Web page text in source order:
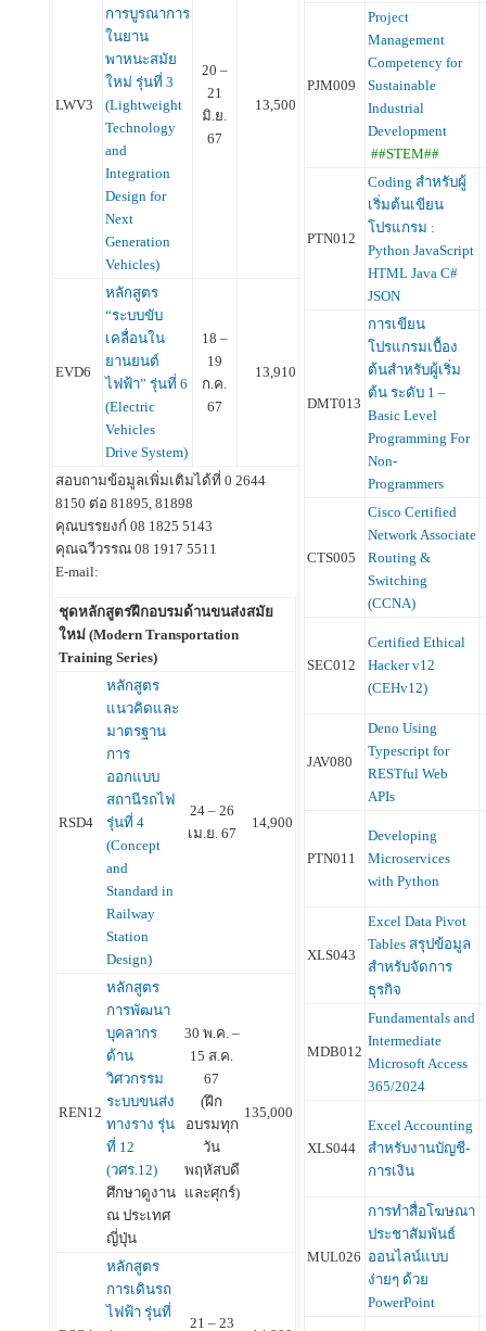
LWV3
การบูรณาการ
ในยาน
พาหนะสมัย
ใหม่ รุ่นที่ 3
(Lightweight
Technology
and
Integration
Design for
Next
Generation
Vehicles)
20 –
21
มิ.ย.
67
13,500
EVD6
หลักสูตร
“ระบบขับ
เคลื่อนใน
ยานยนต์
ไฟฟ้า” รุ่นที่ 6
(Electric
Vehicles
Drive System)
18 –
19
ก.ค.
67
13,910
สอบถามข้อมูลเพิ่มเติมได้ที่ 0 2644
8150 ต่อ 81895, 81898
คุณบรรยงก์ 08 1825 5143
คุณฉวีวรรณ 08 1917 5511
E-mail:
ชุดหลักสูตรฝึกอบรมด้านขนส่งสมัย
ใหม่ (Modern Transportation
Training Series)
RSD4
หลักสูตร
แนวคิดและ
มาตรฐาน
การ
ออกแบบ
สถานีรถไฟ
รุ่นที่ 4
(Concept
and
Standard in
Railway
Station
Design)
24 – 26
เม.ย. 67
14,900
REN12
หลักสูตร
การพัฒนา
บุคลากร
ด้าน
วิศวกรรม
ระบบขนส่ง
ทางราง รุ่น
ที่ 12
(วศร.12)
ศึกษาดูงาน
ณ ประเทศ
ญี่ปุ่น
30 พ.ค. –
15 ส.ค.
67
(ฝึก
อบรมทุก
วัน
พฤหัสบดี
และศุกร์)
135,000
หลักสูตร
การเดินรถ
ไฟฟ้า รุ่นที่
21 – 23
PJM009
Project
Management
Competency for
Sustainable
Industrial
Development
##STEM##
PTN012
Coding สำหรับผู้
เริ่มต้นเขียน
โปรแกรม :
Python JavaScript
HTML Java C#
JSON
DMT013
การเขียน
โปรแกรมเบื้อง
ต้นสำหรับผู้เริ่ม
ต้น ระดับ 1 –
Basic Level
Programming For
Non-
Programmers
CTS005
Cisco Certified
Network Associate
Routing &
Switching
(CCNA)
SEC012
Certified Ethical
Hacker v12
(CEHv12)
JAV080
Deno Using
Typescript for
RESTful Web
APIs
PTN011
Developing
Microservices
with Python
XLS043
Excel Data Pivot
Tables สรุปข้อมูล
สำหรับจัดการ
ธุรกิจ
MDB012
Fundamentals and
Intermediate
Microsoft Access
365/2024
XLS044
Excel Accounting
สำหรับงานบัญชี-
การเงิน
MUL026
การทำสื่อโฆษณา
ประชาสัมพันธ์
ออนไลน์แบบ
ง่ายๆ ด้วย
PowerPoint